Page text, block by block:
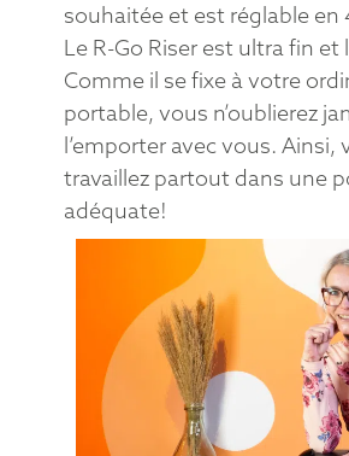
souhaitée et est réglable en
Le R-Go Riser est ultra fin et
Comme il se fixe à votre
portable, vous n’oublierez
l’emporter avec vous. Ainsi,
travaillez partout dans une
adéquate!